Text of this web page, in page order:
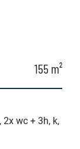
155 m²
wc + 3h, k,